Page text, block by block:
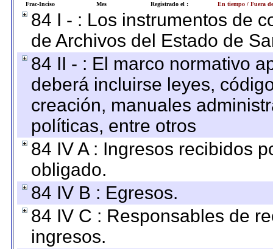
Frac-Inciso Mes Registrado el : En tiempo / Fuera
84 I - : Los instrumentos de
de Archivos del Estado de
84 II - : El marco normativo
deberá incluirse leyes,
creación, manuales
políticas, entre otros
84 IV A : Ingresos recibidos
obligado.
84 IV B : Egresos.
84 IV C : Responsables de
ingresos.